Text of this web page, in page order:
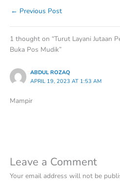
← Previous Post
1 thought on “Turut Layani Jutaan
Buka Pos Mudik”
ABDUL ROZAQ
APRIL 19, 2023 AT 1:53 AM
Mampir
Leave a Comment
Your email address will not be